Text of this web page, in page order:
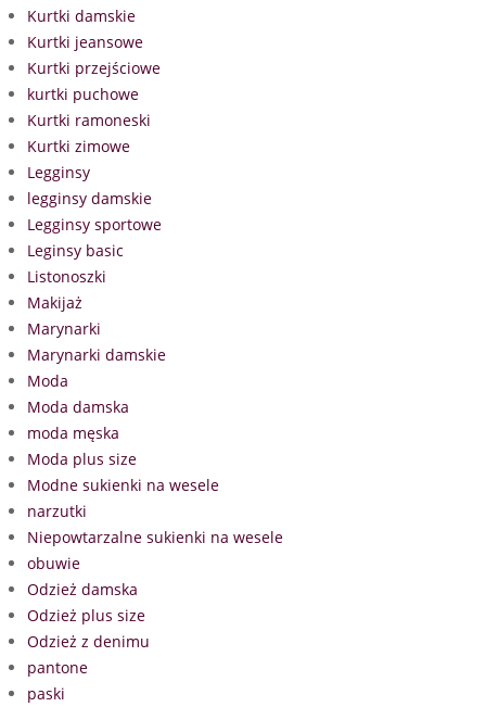
Kurtki damskie
Kurtki jeansowe
Kurtki przejściowe
kurtki puchowe
Kurtki ramoneski
Kurtki zimowe
Legginsy
legginsy damskie
Legginsy sportowe
Leginsy basic
Listonoszki
Makijaż
Marynarki
Marynarki damskie
Moda
Moda damska
moda męska
Moda plus size
Modne sukienki na wesele
narzutki
Niepowtarzalne sukienki na wesele
obuwie
Odzież damska
Odzież plus size
Odzież z denimu
pantone
paski